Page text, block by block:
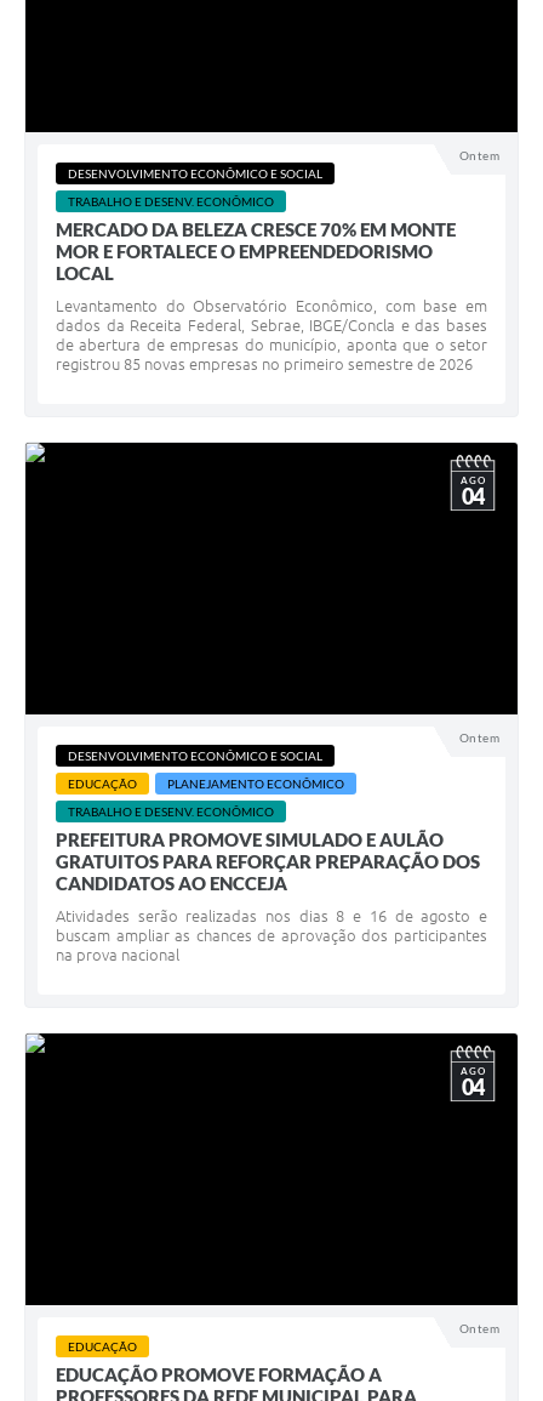
Ontem
DESENVOLVIMENTO ECONÔMICO E SOCIAL
TRABALHO E DESENV. ECONÔMICO
MERCADO DA BELEZA CRESCE 70% EM MONTE
MOR E FORTALECE O EMPREENDEDORISMO
LOCAL
Levantamento do Observatório Econômico, com base em
dados da Receita Federal, Sebrae, IBGE/Concla e das bases
de abertura de empresas do município, aponta que o setor
registrou 85 novas empresas no primeiro semestre de 2026
Ontem
AGO
04
DESENVOLVIMENTO ECONÔMICO E SOCIAL
EDUCAÇÃO
PLANEJAMENTO ECONÔMICO
TRABALHO E DESENV. ECONÔMICO
PREFEITURA PROMOVE SIMULADO E AULÃO
GRATUITOS PARA REFORÇAR PREPARAÇÃO DOS
CANDIDATOS AO ENCCEJA
Atividades serão realizadas nos dias 8 e 16 de agosto e
buscam ampliar as chances de aprovação dos participantes
na prova nacional
Ontem
AGO
04
EDUCAÇÃO
EDUCAÇÃO PROMOVE FORMAÇÃO A
PROFESSORES DA REDE MUNICIPAL PARA